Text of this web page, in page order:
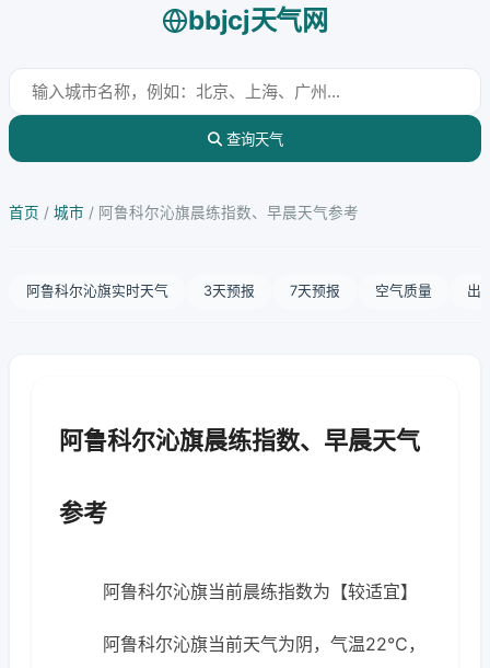
bbjcj天气网
查询天气
首页 / 城市 / 阿鲁科尔沁旗晨练指数、早晨天气参考
阿鲁科尔沁旗实时天气 3天预报 7天预报 空气质量 出
阿鲁科尔沁旗晨练指数、早晨天气
参考
阿鲁科尔沁旗当前晨练指数为【较适宜】
阿鲁科尔沁旗当前天气为阴，气温22℃，